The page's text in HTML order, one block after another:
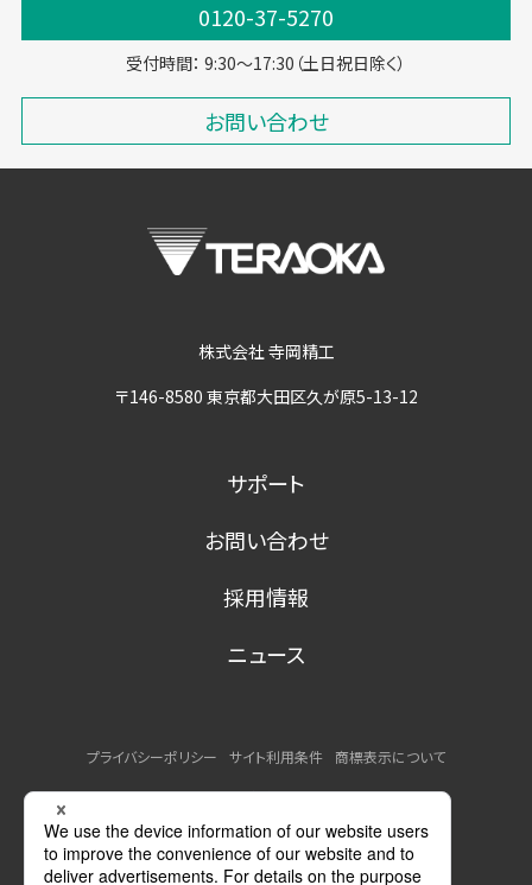
0120-37-5270
受付時間： 9:30～17:30（土日祝日除く）
お問い合わせ
株式会社 寺岡精工
〒146-8580 東京都大田区久が原5-13-12
サポート
お問い合わせ
採用情報
ニュース
プライバシーポリシー サイト利用条件
商標表示について
MSDSの提供について